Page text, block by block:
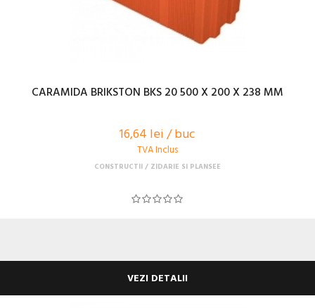
CARAMIDA BRIKSTON BKS 20 500 X 200 X 238 MM
16,64 lei / buc
TVA Inclus
CONSTRUCTII ZIDARIE SI PLANSEE
VEZI DETALII